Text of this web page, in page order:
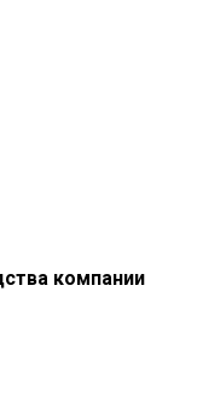
компании